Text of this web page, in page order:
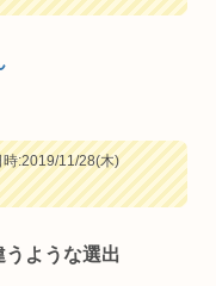
:2019/11/28(木)
ような選出